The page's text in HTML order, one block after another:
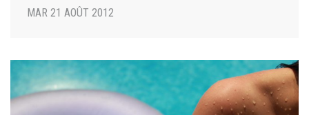
MAR 21 AOÛT 2012